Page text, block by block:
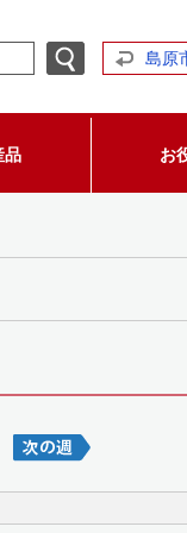
島原
品 お